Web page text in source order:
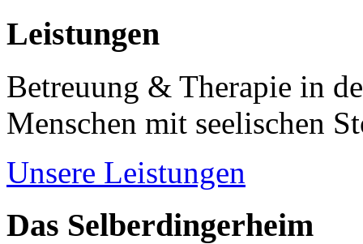
Leistungen
Betreuung & Therapie in
Menschen mit seelischen
Unsere Leistungen
Das Selberdingerheim